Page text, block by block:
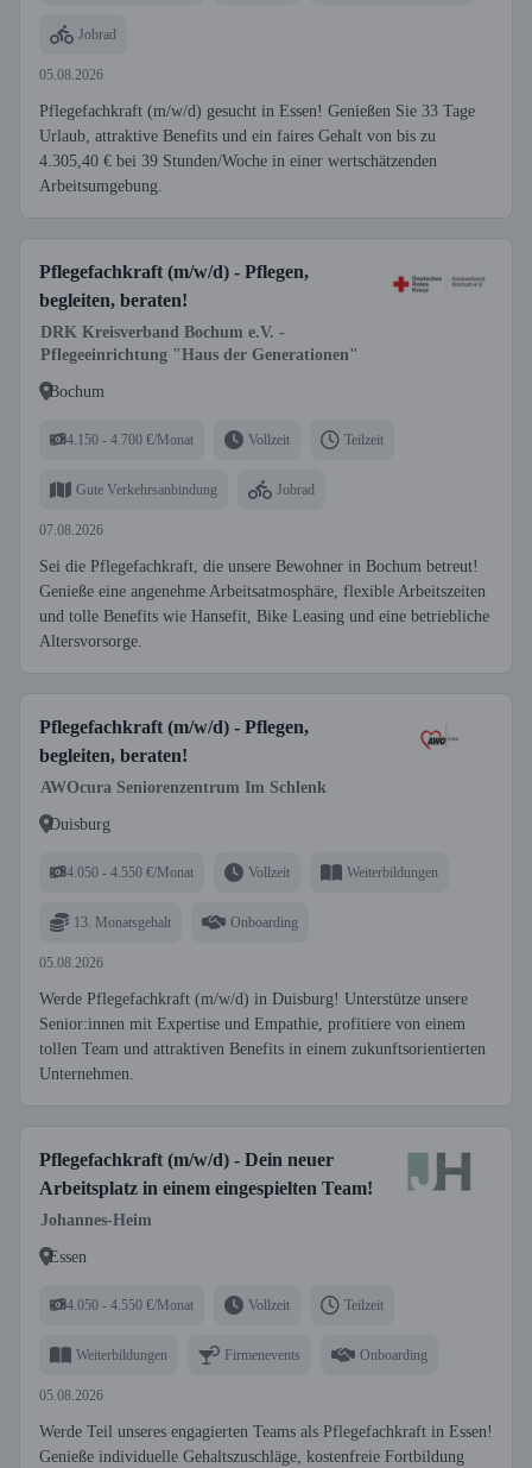
Jobrad
05.08.2026
Pflegefachkraft (m/w/d) gesucht in Essen! Genießen Sie 33 Tage
Urlaub, attraktive Benefits und ein faires Gehalt von bis zu
4.305,40 € bei 39 Stunden/Woche in einer wertschätzenden
Arbeitsumgebung.
Pflegefachkraft (m/w/d) - Pflegen,
begleiten, beraten!
DRK Kreisverband Bochum e.V. -
Pflegeeinrichtung "Haus der Generationen"
Bochum
4.150 - 4.700 €/Monat Vollzeit Teilzeit
Gute Verkehrsanbindung Jobrad
07.08.2026
Sei die Pflegefachkraft, die unsere Bewohner in Bochum betreut!
Genieße eine angenehme Arbeitsatmosphäre, flexible Arbeitszeiten
und tolle Benefits wie Hansefit, Bike Leasing und eine betriebliche
Altersvorsorge.
Pflegefachkraft (m/w/d) - Pflegen,
begleiten, beraten!
AWOcura Seniorenzentrum Im Schlenk
Duisburg
4.050 - 4.550 €/Monat Vollzeit Weiterbildungen
13. Monatsgehalt Onboarding
05.08.2026
Werde Pflegefachkraft (m/w/d) in Duisburg! Unterstütze unsere
Senior:innen mit Expertise und Empathie, profitiere von einem
tollen Team und attraktiven Benefits in einem zukunftsorientierten
Unternehmen.
Pflegefachkraft (m/w/d) - Dein neuer
Arbeitsplatz in einem eingespielten Team!
Johannes-Heim
Essen
4.050 - 4.550 €/Monat Vollzeit Teilzeit
Weiterbildungen Firmenevents Onboarding
05.08.2026
Werde Teil unseres engagierten Teams als Pflegefachkraft in Essen!
Genieße individuelle Gehaltszuschläge, kostenfreie Fortbildung